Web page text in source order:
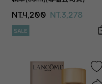
NT.4,200 NT.3,278
SALE